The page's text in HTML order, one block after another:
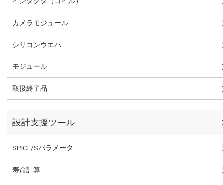
カメラモジュール
シリコンウエハ
モジュール
取扱終了品
設計支援ツール
SPICE/Sパラメータ
寿命計算